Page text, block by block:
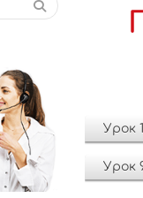
Урок 1
Урок